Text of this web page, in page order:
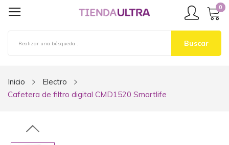
0
Buscar
Inicio
Electro
Cafetera de filtro digital CMD1520 Smartlife